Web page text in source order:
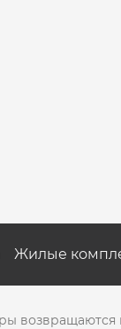
Жилые
возвращаются